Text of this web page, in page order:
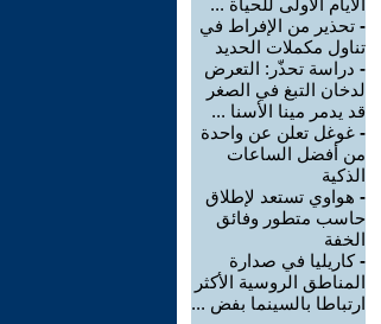
الأيام الأولى للحياة ...
- تحذير من الإفراط في
تناول مكملات الحديد
- دراسة تحذّر: التعرض
لدخان التبغ في الصغر
قد يدمر مينا الأسنا ...
- غوغل تعلن عن واحدة
من أفضل الساعات
الذكية
- هواوي تستعد لإطلاق
حاسب متطور وفائق
الخفة
-كاريليا في صدارة
المناطق الروسية الأكثر
ارتباطا بالسينما بفض ...